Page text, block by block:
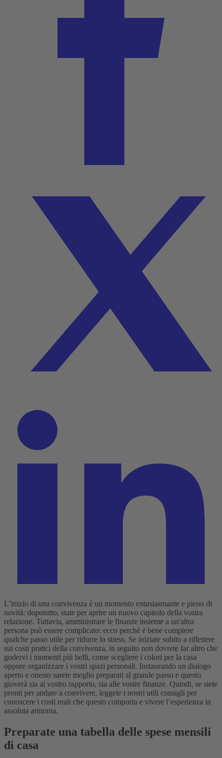
L’inizio di una convivenza è un momento entusiasmante e pieno di
novità: dopotutto, state per aprire un nuovo capitolo della vostra
relazione. Tuttavia, amministrare le finanze insieme a un'altra
persona può essere complicato: ecco perché è bene compiere
qualche passo utile per ridurre lo stress. Se iniziate subito a riflettere
sui costi pratici della convivenza, in seguito non dovrete far altro che
godervi i momenti più belli, come scegliere i colori per la casa
oppure organizzare i vostri spazi personali. Instaurando un dialogo
aperto e onesto sarete meglio preparati al grande passo e questo
gioverà sia al vostro rapporto, sia alle vostre finanze. Quindi, se siete
pronti per andare a convivere, leggete i nostri utili consigli per
conoscere i costi reali che questo comporta e vivere l’esperienza in
assoluta armonia.
Preparate una tabella delle spese mensili
di casa